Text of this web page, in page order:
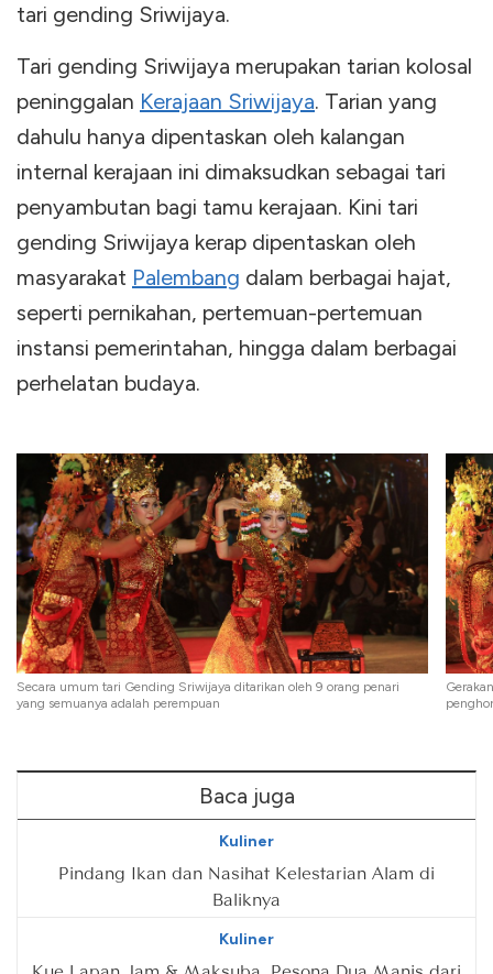
tari gending Sriwijaya.
Tari gending Sriwijaya merupakan tarian kolosal
peninggalan Kerajaan Sriwijaya. Tarian yang
dahulu hanya dipentaskan oleh kalangan
internal kerajaan ini dimaksudkan sebagai tari
penyambutan bagi tamu kerajaan. Kini tari
gending Sriwijaya kerap dipentaskan oleh
masyarakat Palembang dalam berbagai hajat,
seperti pernikahan, pertemuan-pertemuan
instansi pemerintahan, hingga dalam berbagai
perhelatan budaya.
Secara umum tari Gending Sriwijaya ditarikan oleh 9 orang penari
yang semuanya adalah perempuan
Baca juga
Kuliner
Pindang Ikan dan Nasihat Kelestarian Alam di
Baliknya
Kuliner